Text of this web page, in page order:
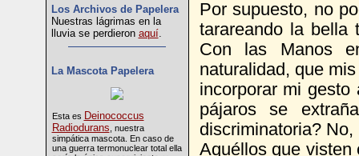
Los Archivos de Papelera
Nuestras lágrimas en la
lluvia se perdieron aquí.
La Mascota Papelera
Esta es Deinococcus
Radiodurans , nuestra
simpática mascota. En caso de
una guerra termonuclear total ella
Por supuesto, no
tarareando la bella
Con las Manos
naturalidad, que
incorporar mi
pájaros se
discriminatoria?
Aquéllos que visten